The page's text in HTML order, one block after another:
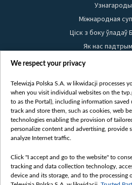
Узнагароды
Міжнародная
Ціск з боку ўладаў
Як нас
Правілы выкарыстання
Бяспека
Youtube
Белсат
Белсат
Жэстачайшы
Belsat
We respect your privacy
Telewizja Polska S.A. w likwidacji processes
when you visit individual websites on the
to as the Portal), including information saved
track and store them, such as cookies, web
technologies enabling the provision of
personalize content and advertising, provide
analyze Internet traffic.
Click "I accept and go to the website" to
tracking and data collection technology,
device and its storage, and to the processing